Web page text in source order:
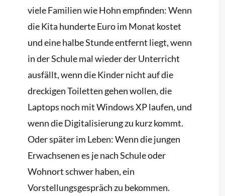
viele Familien wie Hohn empfinden: Wenn
die Kita hunderte Euro im Monat kostet
und eine halbe Stunde entfernt liegt, wenn
in der Schule mal wieder der Unterricht
ausfällt, wenn die Kinder nicht auf die
dreckigen Toiletten gehen wollen, die
Laptops noch mit Windows XP laufen, und
wenn die Digitalisierung zu kurz kommt.
Oder später im Leben: Wenn die jungen
Erwachsenen es je nach Schule oder
Wohnort schwer haben, ein
Vorstellungsgespräch zu bekommen.